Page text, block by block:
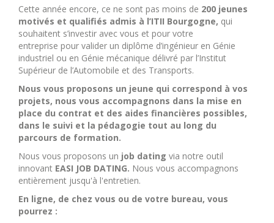
Cette année encore, ce ne sont pas moins de 200 jeunes
motivés et qualifiés admis à l’ITII Bourgogne, qui
souhaitent s’investir avec vous et pour votre
entreprise pour valider un diplôme d’ingénieur en Génie
industriel ou en Génie mécanique délivré par l’Institut
Supérieur de l’Automobile et des Transports.
Nous vous proposons un jeune qui correspond à vos
projets, nous vous accompagnons dans la mise en
place du contrat et des aides financières possibles,
dans le suivi et la pédagogie tout au long du
parcours de formation.
Nous vous proposons un job dating via notre outil
innovant EASI JOB DATING. Nous vous accompagnons
entièrement jusqu'à l'entretien.
En ligne, de chez vous ou de votre bureau, vous
pourrez :